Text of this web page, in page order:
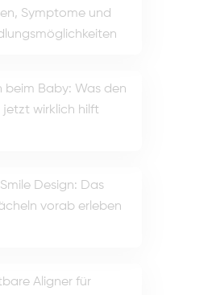
Symptome und
beim Baby: Was den
jetzt wirklich hilft
Design: Das
vorab erleben
Aligner für